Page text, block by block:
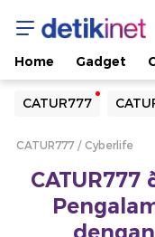
Home Gadget
CATUR777
Yang sedang ramai
Loading...
Loading...
CATUR777 Cyberlife